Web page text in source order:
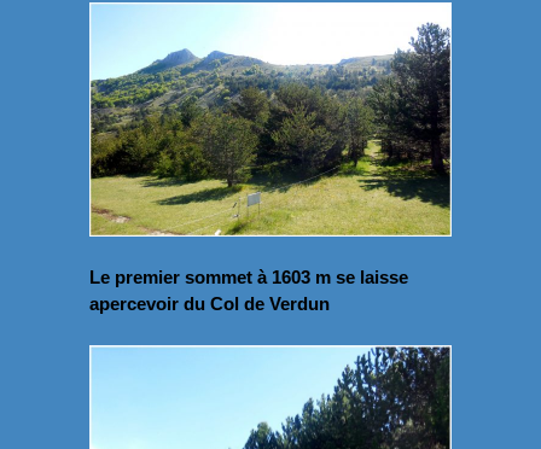
Le premier sommet à 1603 m se laisse
apercevoir du Col de Verdun